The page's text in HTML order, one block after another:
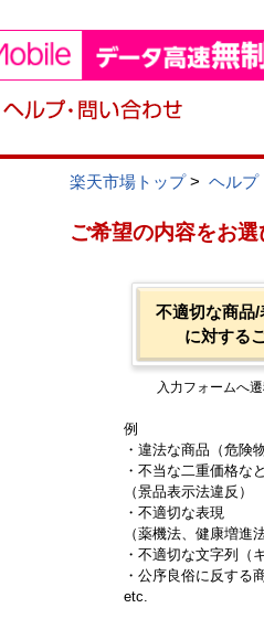
楽天市場トップ> ヘルプ
ご希望の内容をお選
不適切な商品/
に対する
入力フォームへ遷
例
・違法な商品（危険
・不当な二重価格な
（景品表示法違反）
・不適切な表現
（薬機法、健康増進
・不適切な文字列（
・公序良俗に反する
etc.